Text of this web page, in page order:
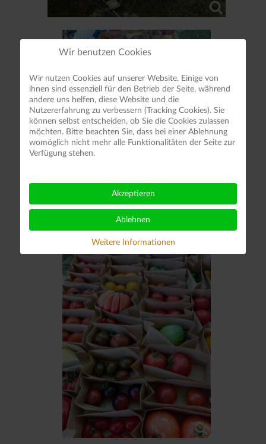
Wir benutzen Cookies
Wir nutzen Cookies auf unserer Website. Einige von
ihnen sind essenziell für den Betrieb der Seite, während
andere uns helfen, diese Website und die
Nutzererfahrung zu verbessern (Tracking Cookies). Sie
können selbst entscheiden, ob Sie die Cookies zulassen
möchten. Bitte beachten Sie, dass bei einer Ablehnung
womöglich nicht mehr alle Funktionalitäten der Seite zur
Verfügung stehen.
Akzeptieren
Ablehnen
Weitere Informationen